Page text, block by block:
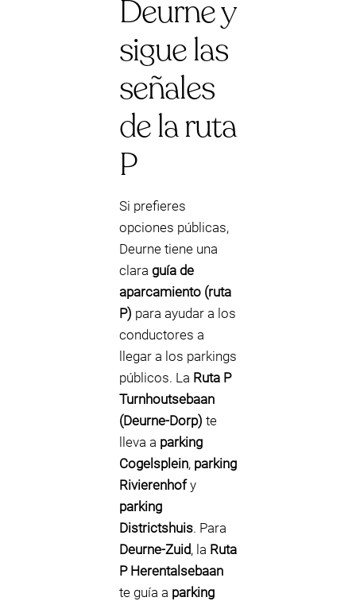
Deurne y
sigue las
señales
de la ruta
P
Si prefieres
opciones públicas,
Deurne tiene una
clara guía de
aparcamiento (ruta
P) para ayudar a los
conductores a
llegar a los parkings
públicos. La Ruta P
Turnhoutsebaan
(Deurne-Dorp) te
lleva a parking
Cogelsplein, parking
Rivierenhofy
parking
Districtshuis. Para
Deurne-Zuid, la Ruta
P Herentalsebaan
te guía a parking